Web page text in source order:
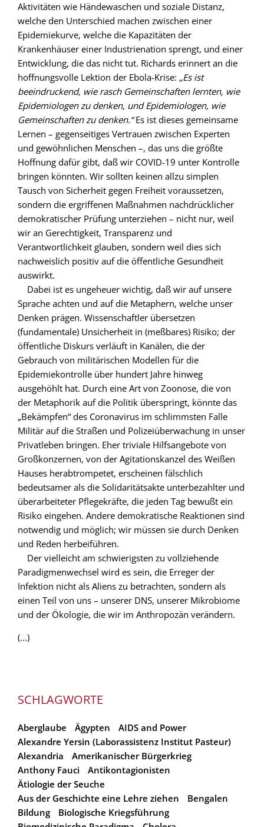
Aktivitäten wie Händewaschen und soziale Distanz,
welche den Unterschied machen zwischen einer
Epidemiekurve, welche die Kapazitäten der
Krankenhäuser einer Industrienation sprengt, und einer
Entwicklung, die das nicht tut. Richards erinnert an die
hoffnungsvolle Lektion der Ebola-Krise: „Es ist
beeindruckend, wie rasch Gemeinschaften lernten, wie
Epidemiologen zu denken, und Epidemiologen, wie
Gemeinschaften zu denken.“Es ist dieses gemeinsame
Lernen – gegenseitiges Vertrauen zwischen Experten
und gewöhnlichen Menschen –, das uns die größte
Hoffnung dafür gibt, daß wir COVID-19 unter Kontrolle
bringen könnten. Wir sollten keinen allzu simplen
Tausch von Sicherheit gegen Freiheit voraussetzen,
sondern die ergriffenen Maßnahmen nachdrücklicher
demokratischer Prüfung unterziehen – nicht nur, weil
wir an Gerechtigkeit, Transparenz und
Verantwortlichkeit glauben, sondern weil dies sich
nachweislich positiv auf die öffentliche Gesundheit
auswirkt.
Dabei ist es ungeheuer wichtig, daß wir auf unsere
Sprache achten und auf die Metaphern, welche unser
Denken prägen. Wissenschaftler übersetzen
(fundamentale) Unsicherheit in (meßbares) Risiko; der
öffentliche Diskurs verläuft in Kanälen, die der
Gebrauch von militärischen Modellen für die
Epidemiekontrolle über hundert Jahre hinweg
ausgehöhlt hat. Durch eine Art von Zoonose, die von
der Metaphorik auf die Politik überspringt, könnte das
„Bekämpfen“ des Coronavirus im schlimmsten Falle
Militär auf die Straßen und Polizeiüberwachung in unser
Privatleben bringen. Eher triviale Hilfsangebote von
Großkonzernen, von der Agitationskanzel des Weißen
Hauses herabtrompetet, erscheinen fälschlich
bedeutsamer als die Solidaritätsakte unterbezahlter und
überarbeiteter Pflegekräfte, die jeden Tag bewußt ein
Risiko eingehen. Andere demokratische Reaktionen sind
notwendig und möglich; wir müssen sie durch Denken
und Reden herbeiführen.
Der vielleicht am schwierigsten zu vollziehende
Paradigmenwechsel wird es sein, die Erreger der
Infektion nicht als Aliens zu betrachten, sondern als
einen Teil von uns – unserer DNS, unserer Mikrobiome
und der Ökologie, die wir im Anthropozän verändern.
(...)
SCHLAGWORTE
Aberglaube Ägypten
AIDS and Power
Alexandre Yersin (Laborassistenz Institut Pasteur)
Alexandria
Amerikanischer Bürgerkrieg
Anthony Fauci
Antikontagionisten
Ätiologie der Seuche
Aus der Geschichte eine Lehre ziehen
Bengalen
Bildung
Biologische Kriegsführung